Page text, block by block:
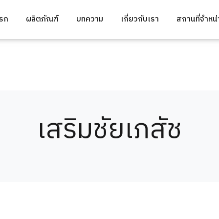
ก ผลิตภัณฑ์ บทความ เกี่ยวกับเรา สถานที่จำห
เสริมชัยเภสัช